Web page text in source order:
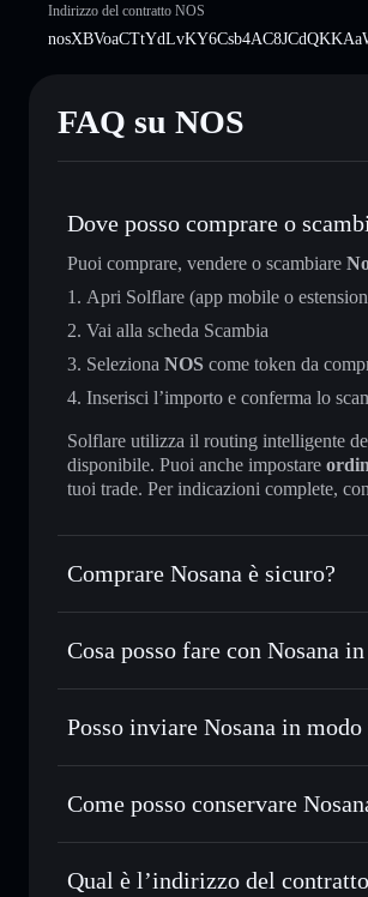
Indirizzo del contratto NOS
FAQ su NOS
Dove posso comprare o
Puoi comprare, vendere o scambiare
Apri Solflare (app mobile o
Vai alla scheda Scambia
Seleziona NOS come token da
Inserisci l’importo e conferma lo
Solflare utilizza il routing intelligente
disponibile. Puoi anche impostare
tuoi trade. Per indicazioni complete,
Comprare Nosana è sicuro?
Nosana token verificato
Cosa posso fare con Nosana
Nosana
wallet Solflare
Scambiare istantaneamente—
Usare il DCA— applica la strategia
Inviare in modo riservato—
privacy incorporato di Solflare
Posso inviare Nosana in
wallet Solflare
Come posso conservare
Qual è l’indirizzo del